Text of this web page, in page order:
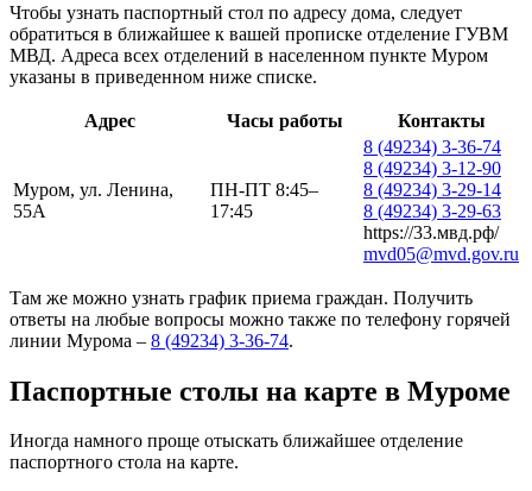
Чтобы узнать паспортный стол по адресу дома, следует
обратиться в ближайшее к вашей прописке отделение ГУВМ
МВД. Адреса всех отделений в населенном пункте Муром
указаны в приведенном ниже списке.
Адрес Часы работы Контакты
Муром, ул. Ленина,
55А
ПН-ПТ 8:45–
17:45
8 (49234) 3-36-74
8 (49234) 3-12-90
8 (49234) 3-29-14
8 (49234) 3-29-63
https://33.мвд.рф/
mvd05@mvd.gov.ru
Там же можно узнать график приема граждан. Получить
ответы на любые вопросы можно также по телефону горячей
линии Мурома – 8 (49234) 3-36-74.
Паспортные столы на карте в Муроме
Иногда намного проще отыскать ближайшее отделение
паспортного стола на карте.